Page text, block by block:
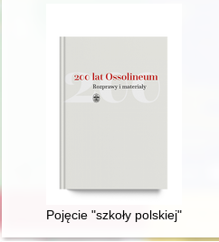
Pojęcie "szkoły polskiej" w